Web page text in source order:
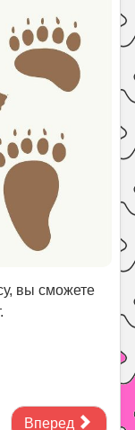
вы сможете
Вперед